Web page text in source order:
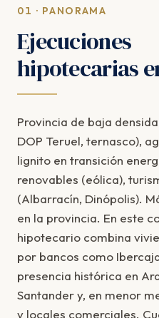
01 · PANORAMA
Ejecuciones
hipotecarias
Provincia de baja
DOP Teruel, ternasco),
lignito en transición
renovables (eólica),
(Albarracín, Dinópolis).
en la provincia. En este
hipotecario combina
por bancos como
presencia histórica en
Santander y, en menor
y locales comerciales.